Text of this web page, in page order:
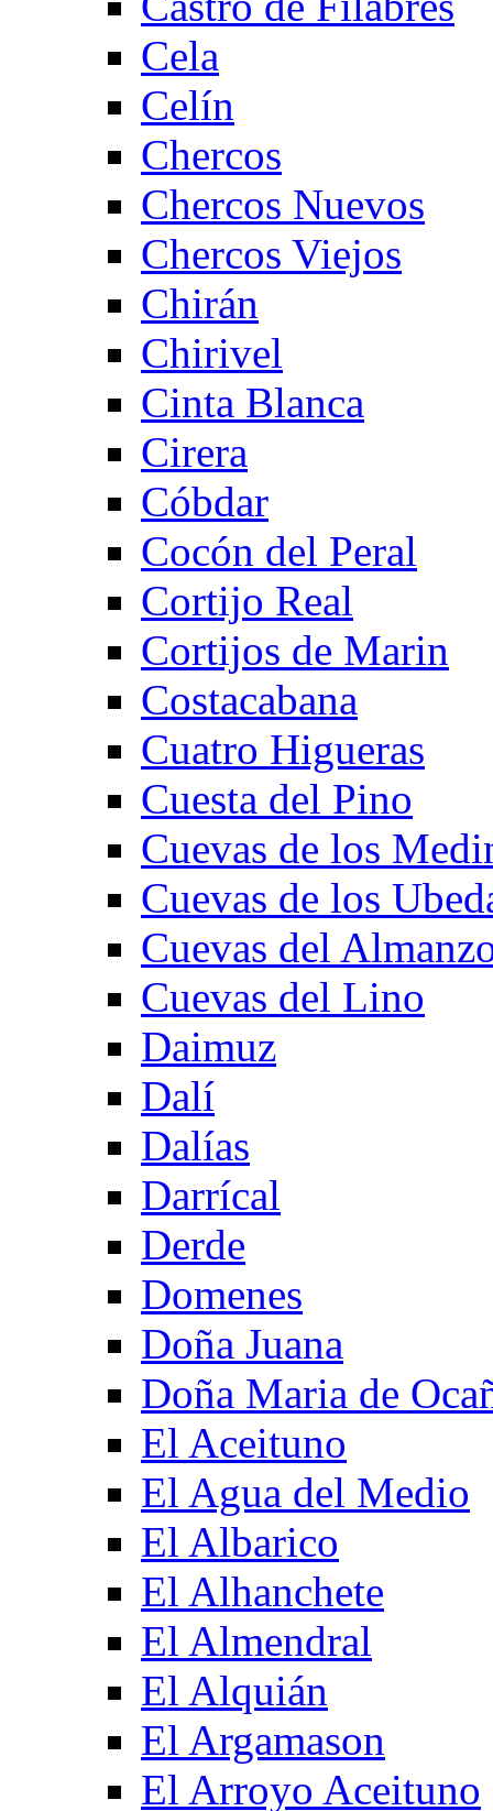
Cela
Celín
Chercos
Chercos Nuevos
Chercos Viejos
Chirán
Chirivel
Cinta Blanca
Cirera
Cóbdar
Cocón del Peral
Cortijo Real
Cortijos de Marin
Costacabana
Cuatro Higueras
Cuesta del Pino
Cuevas de los
Cuevas de los
Cuevas del
Cuevas del Lino
Daimuz
Dalí
Dalías
Darrícal
Derde
Domenes
Doña Juana
Doña Maria de
El Aceituno
El Agua del Medio
El Albarico
El Alhanchete
El Almendral
El Alquián
El Argamason
El Arroyo Aceituno